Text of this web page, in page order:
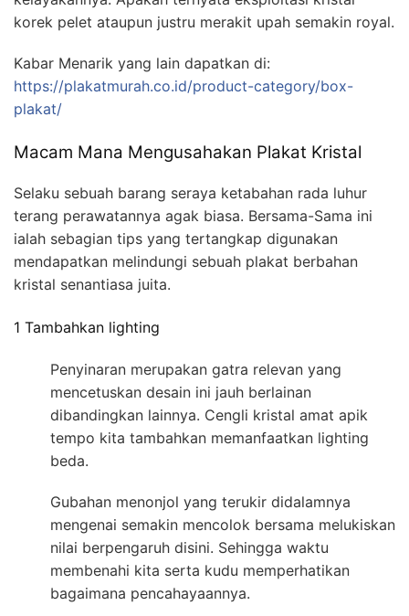
korek pelet ataupun justru merakit upah semakin royal.
Kabar Menarik yang lain dapatkan di:
https://plakatmurah.co.id/product-category/box-
plakat/
Macam Mana Mengusahakan Plakat Kristal
Selaku sebuah barang seraya ketabahan rada luhur
terang perawatannya agak biasa. Bersama-Sama ini
ialah sebagian tips yang tertangkap digunakan
mendapatkan melindungi sebuah plakat berbahan
kristal senantiasa juita.
1 Tambahkan lighting
Penyinaran merupakan gatra relevan yang
mencetuskan desain ini jauh berlainan
dibandingkan lainnya. Cengli kristal amat apik
tempo kita tambahkan memanfaatkan lighting
beda.
Gubahan menonjol yang terukir didalamnya
mengenai semakin mencolok bersama melukiskan
nilai berpengaruh disini. Sehingga waktu
membenahi kita serta kudu memperhatikan
bagaimana pencahayaannya.